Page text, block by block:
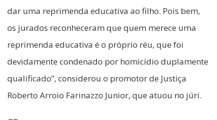
dar uma reprimenda educativa ao filho. Pois bem,
os jurados reconheceram que quem merece uma
reprimenda educativa é o próprio réu, que foi
devidamente condenado por homicídio duplamente
qualificado”, considerou o promotor de Justiça
Roberto Arroio Farinazzo Junior, que atuou no júri.